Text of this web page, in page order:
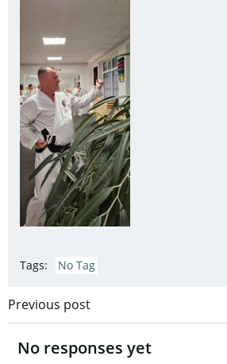
Tags: No Tag
Post
navigation
Previous post
No responses yet